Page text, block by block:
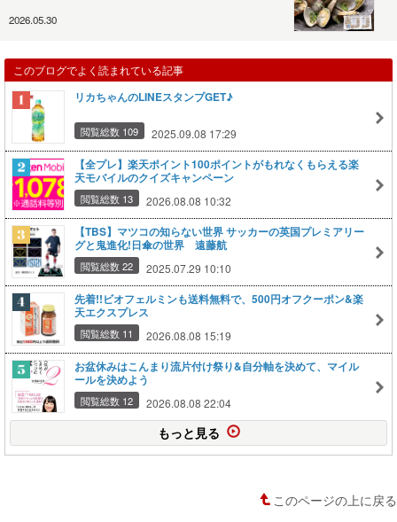
2026.05.30
このブログでよく読まれている記事
リカちゃんのLINEスタンプGET♪
閲覧総数 109 2025.09.08 17:29
【全プレ】楽天ポイント100ポイントがもれなくもらえる楽
天モバイルのクイズキャンペーン
閲覧総数 13 2026.08.08 10:32
【TBS】マツコの知らない世界 サッカーの英国プレミアリー
グと鬼進化!日傘の世界 遠藤航
閲覧総数 22 2025.07.29 10:10
先着!!ビオフェルミンも送料無料で、500円オフクーポン&楽
天エクスプレス
閲覧総数 11 2026.08.08 15:19
お盆休みはこんまり流片付け祭り&自分軸を決めて、マイル
ールを決めよう
閲覧総数 12 2026.08.08 22:04
もっと見る
このページの上に戻る